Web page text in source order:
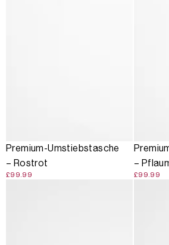
Premium-Umstiebstasche
– Rostrot
£99.99
–
£99.99